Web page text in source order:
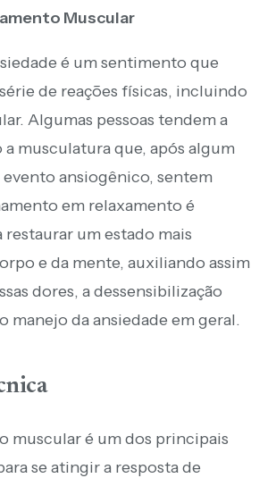
Muscular
é um sentimento que
de reações físicas, incluindo
Algumas pessoas tendem a
musculatura que, após algum
ansiogênico, sentem
em relaxamento é
restaurar um estado mais
e da mente, auxiliando assim
dores, a dessensibilização
manejo da ansiedade em geral.
muscular é um dos principais
se atingir a resposta de